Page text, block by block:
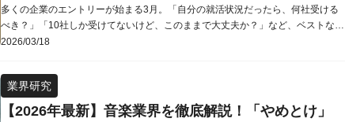
多くの企業のエントリーが始まる3月。「自分の就活状況だったら、何社受ける
べき？」「10社しか受けてないけど、このままで大丈夫か？」など、ベストな選
考数がわからずに悩む就活生は多いのではないでしょうか？本記事では、就活に
解説します。また、就活のフェーズ別にエントリー企業の決め方もご紹介するの
で、ぜひ参考にしてください。‌就...
2026/03/18
業界研究
【2026年最新】音楽業界を徹底解説！「やめとけ」